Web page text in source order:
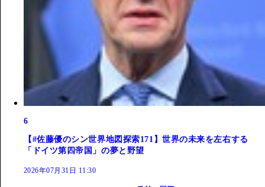
6
【#佐藤優のシン世界地図探索171】世界の未来を左右する
「ドイツ第四帝国」の夢と野望
2026年07月31日 11:30